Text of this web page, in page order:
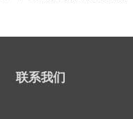
联系我们